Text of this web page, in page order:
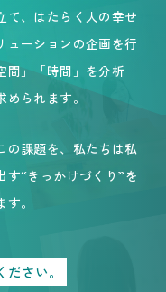
て、はたらく人の幸せ
ューションの企画を行
間」「時間」を分析
られます。
の課題を、私たちは私
す“きっかけづくり”を
。
さい。